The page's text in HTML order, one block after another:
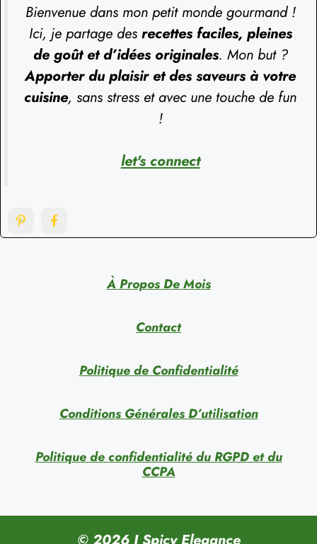
Bienvenue dans mon petit monde gourmand !
Ici, je partage des recettes faciles, pleines
de goût et d’idées originales. Mon but ?
Apporter du plaisir et des saveurs à votre
cuisine, sans stress et avec une touche de fun
!
let's connect
À Propos De Mois
Contact
Politique de Confidentialité
Conditions Générales D’utilisation
Politique de confidentialité du RGPD et du
CCPA